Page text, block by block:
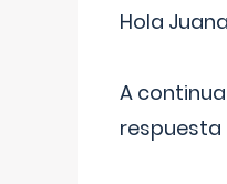
Hola
A
respuesta